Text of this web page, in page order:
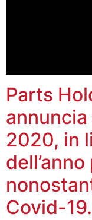
Parts
2020, in
Covid-19.